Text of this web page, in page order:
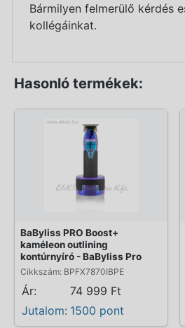
Bármilyen felmerülő kérdés
kollégáinkat.
Hasonló termékek:
BaByliss PRO Boost+
kaméleon outlining
kontúrnyíró - BaByliss Pro
Cikkszám: BPFX7870IBPE
Ár:
74 999 Ft
Jutalom: 1500 pont